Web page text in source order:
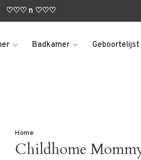
♡♡♡ n ♡♡♡
Badkamer Geboortelijst
Home
Childhome